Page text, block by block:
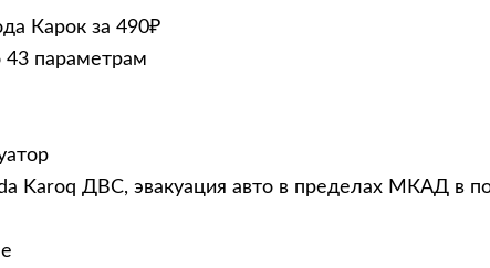
Карок за 490₽
43 параметрам
Karoq ДВС, эвакуация авто в пределах МКАД в